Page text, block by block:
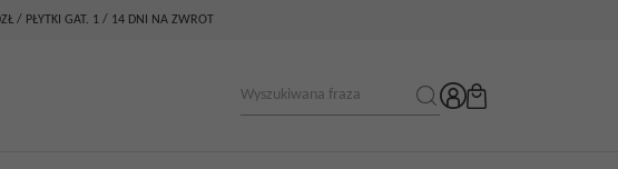
/ PŁYTKI GAT. 1 / 14 DNI NA ZWROT